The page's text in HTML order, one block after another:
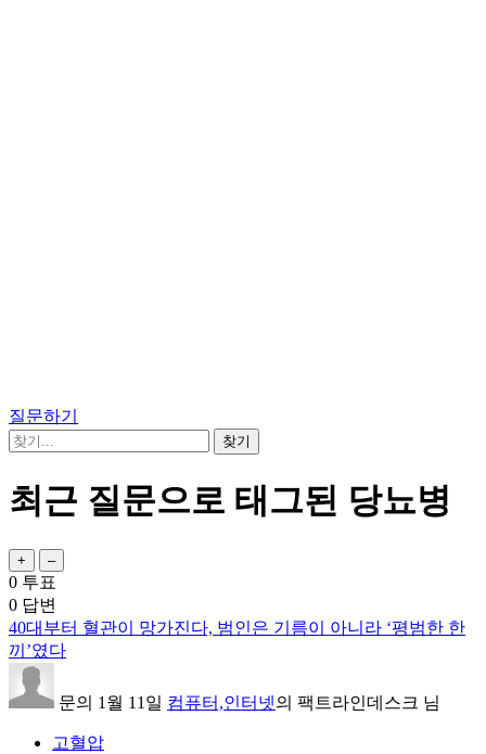
질문하기
최근 질문으로 태그된 당뇨병
0 투표
0 답변
40대부터 혈관이 망가진다, 범인은 기름이 아니라 ‘평범한 한
끼’였다
문의 1월 11일 컴퓨터,인터넷의 팩트라인데스크 님
고혈압